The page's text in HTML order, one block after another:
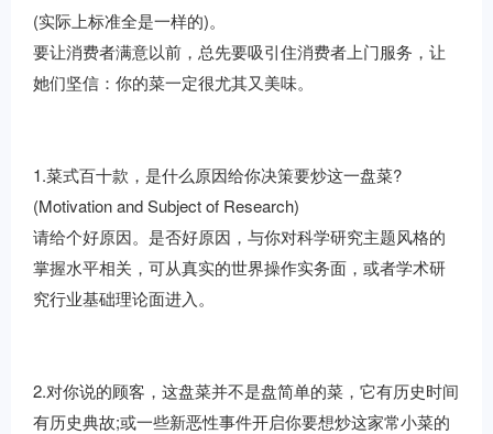
(实际上标准全是一样的)。
要让消费者满意以前，总先要吸引住消费者上门服务，让
她们坚信：你的菜一定很尤其又美味。
1.菜式百十款，是什么原因给你决策要炒这一盘菜?
(Motivation and Subject of Research)
请给个好原因。是否好原因，与你对科学研究主题风格的
掌握水平相关，可从真实的世界操作实务面，或者学术研
究行业基础理论面进入。
2.对你说的顾客，这盘菜并不是盘简单的菜，它有历史时间
有历史典故;或一些新恶性事件开启你要想炒这家常小菜的